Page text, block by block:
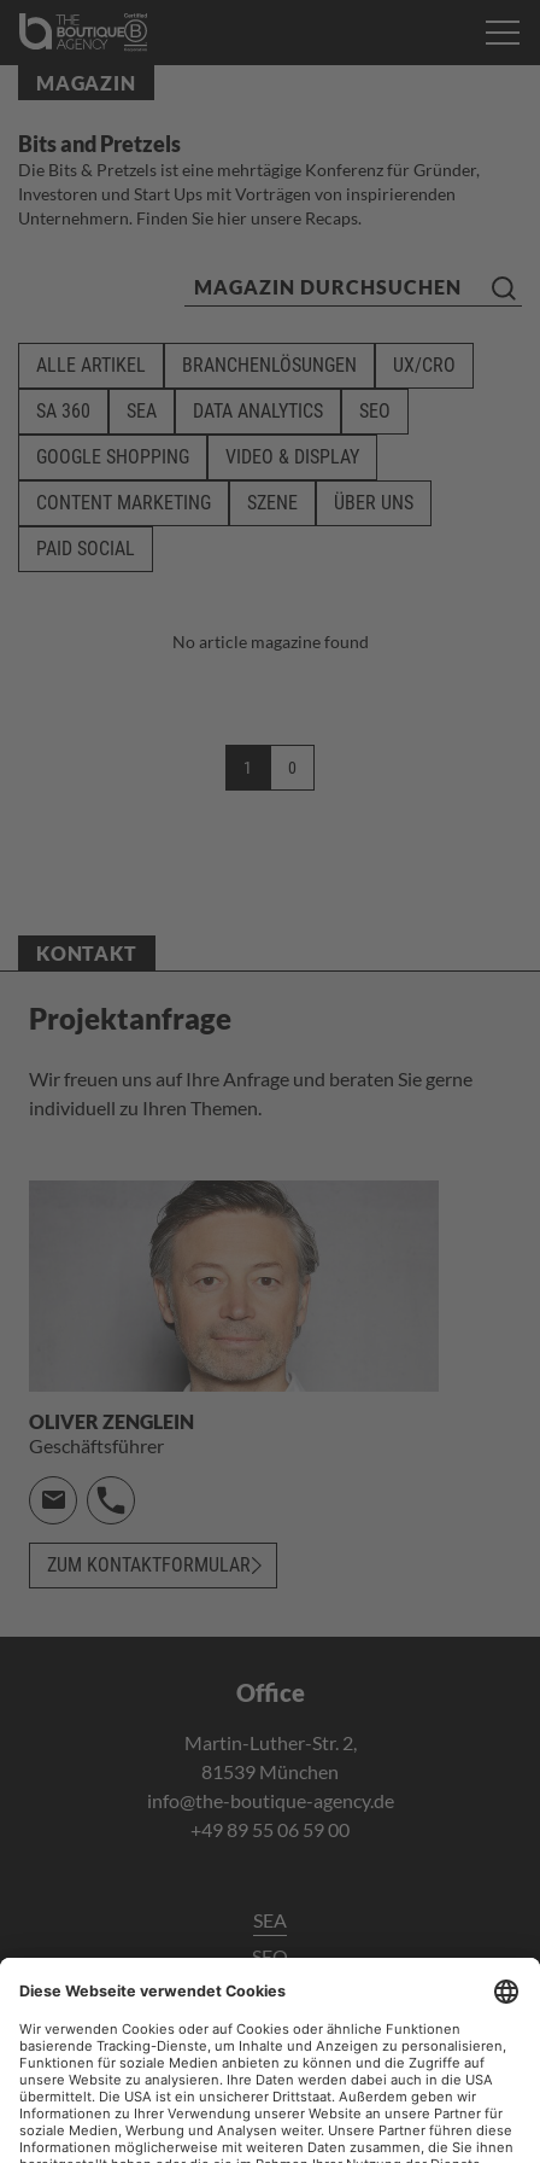
MAGAZIN
Bits and Pretzels
Die Bits & Pretzels ist eine mehrtägige Konferenz für Gründer,
Investoren und Start Ups mit Vorträgen von inspirierenden
Unternehmern. Finden Sie hier unsere Recaps.
ALLE ARTIKEL BRANCHENLÖSUNGEN
UX/CRO
SA 360
SEA DATA ANALYTICS
SEO
GOOGLE SHOPPING
VIDEO & DISPLAY
CONTENT MARKETING
SZENE
ÜBER UNS
PAID SOCIAL
No article magazine found
1(CURRENT)
0
KONTAKT
Projektanfrage
Wir freuen uns auf Ihre Anfrage und beraten Sie gerne
individuell zu Ihren Themen.
OLIVER ZENGLEIN
Geschäftsführer
ZUM KONTAKTFORMULAR
Office
Martin-Luther-Str. 2,
81539 München
info@the-boutique-agency.de
+49 89 55 06 59 00
SEA
SEO
Data Analytics
UX / CRO
Paid Social